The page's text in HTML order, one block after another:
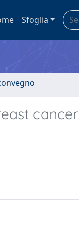
Sfoglia
cancer